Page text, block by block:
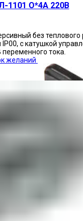
1101 О*4А 220В
без теплового
с катушкой
тока.
желаний